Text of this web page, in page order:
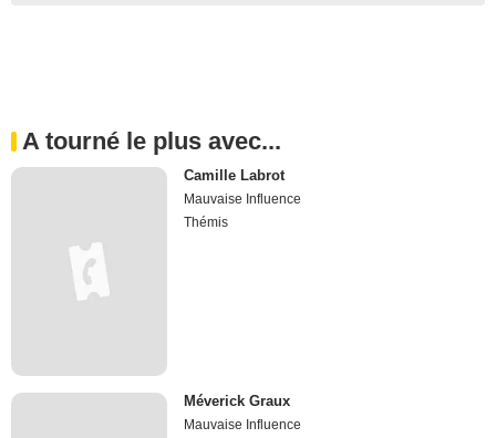
A tourné le plus avec...
Camille Labrot
Mauvaise Influence
Thémis
Méverick Graux
Mauvaise Influence